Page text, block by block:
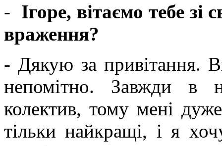
- Ігоре, вітаємо тебе зі
враження?
- Дякую за привітання.
непомітно. Завжди в
колектив, тому мені
тільки найкращі, і я